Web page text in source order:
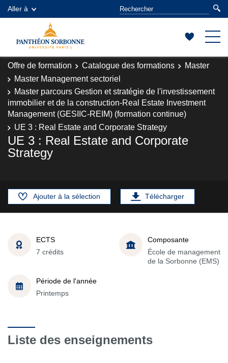
Aller à
Offre de formation Catalogue des formations
Master
Master Management sectoriel
Master parcours Gestion et stratégie de l'investissement
immobilier et de la construction-Real Estate Investment
Management (GESIIC-REIM) (formation continue)
UE 3 : Real Estate and Corporate Strategy
UE 3 : Real Estate and Corporate
Strategy
Ajouter à la sélection Télécharger
ECTS
7 crédits
Composante
École de management
de la Sorbonne (EMS)
Période de l'année
Printemps
Liste des enseignements